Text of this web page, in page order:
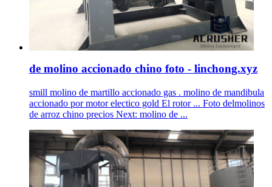
de molino accionado chino foto - linchong.xyz
smill molino de martillo accionado gas . molino de mandibula
accionado por motor electico gold El rotor ... Foto delmolinos
de arroz chino precios Next: molino de ...